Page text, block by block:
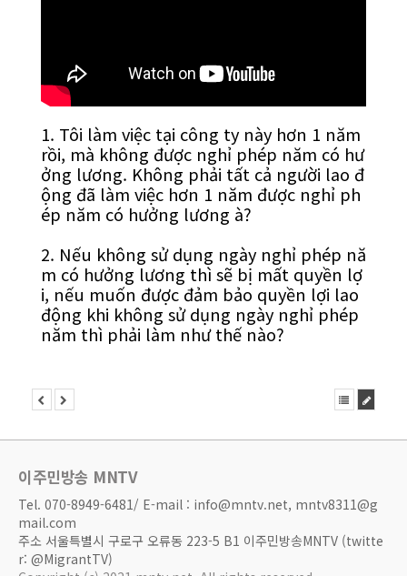
1. Tôi làm việc tại công ty này hơn 1 năm
rồi, mà không được nghỉ phép năm có hư
ởng lương. Không phải tất cả người lao đ
ộng đã làm việc hơn 1 năm được nghỉ ph
ép năm có hưởng lương à?
2. Nếu không sử dụng ngày nghỉ phép nă
m có hưởng lương thì sẽ bị mất quyền lợ
i, nếu muốn được đảm bảo quyền lợi lao
động khi không sử dụng ngày nghỉ phép
năm thì phải làm như thế nào?
이주민방송 MNTV
Tel. 070-8949-6481/ E-mail : info@mntv.net, mntv8311@g
mail.com
주소 서울특별시 구로구 오류동 223-5 B1 이주민방송MNTV (twitte
r: @MigrantTV)